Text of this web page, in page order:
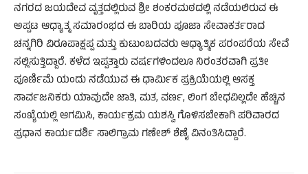
ನಗರದ ಜಯದೇವ ವೃತ್ತದಲ್ಲಿರುವ ಶ್ರೀ ಶಂಕರಮಠದಲ್ಲಿ ನಡೆಯಲಿರುವ ಈ
ಅಪ್ಪಟ ಆಧ್ಯಾತ್ಮ ಸಮಾರಂಭದ ಈ ಬಾರಿಯ ಪೂಜಾ ಸೇವಾಕರ್ತರಾದ
ಚನ್ನಗಿರಿ ವಿರೂಪಾಕ್ಷಪ್ಪ ಮತ್ತು ಕುಟುಂಬದವರು ಆಧ್ಯಾತ್ಮಿಕ ಪರಂಪರೆಯ ಸೇವೆ
ಸಲ್ಲಿಸುತ್ತಿದ್ದಾರೆ. ಕಳೆದ ಇಪ್ಪತ್ತಾರು ವರ್ಷಗಳಿಂದಲೂ ನಿರಂತರವಾಗಿ ಪ್ರತೀ
ಪೂರ್ಣಿಮೆ ಯಂದು ನಡೆಯುವ ಈ ಧಾರ್ಮಿಕ ಪ್ರಕ್ರಿಯೆಯಲ್ಲಿ ಆಸಕ್ತ
ಸಾರ್ವಜನಿಕರು ಯಾವುದೇ ಜಾತಿ, ಮತ, ವರ್ಣ, ಲಿಂಗ ಬೇಧವಿಲ್ಲದೇ ಹೆಚ್ಚಿನ
ಸಂಖ್ಯೆಯಲ್ಲಿ ಆಗಮಿಸಿ, ಕಾರ್ಯಕ್ರಮ ಯಶಸ್ವಿ ಗೊಳಿಸಬೇಕಾಗಿ ಪರಿವಾರದ
ಪ್ರಧಾನ ಕಾರ್ಯದರ್ಶಿ ಸಾಲಿಗ್ರಾಮ ಗಣೇಶ್ ಶೆಣೈ ವಿನಂತಿಸಿದ್ದಾರೆ.